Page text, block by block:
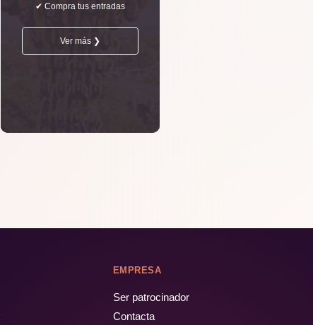
✔ Compra tus entradas
Ver más ❯
EMPRESA
Ser patrocinador
Contacta